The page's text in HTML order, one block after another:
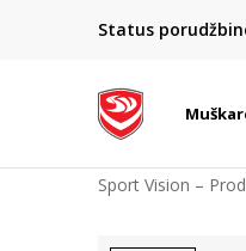
Status
Sport Vision –